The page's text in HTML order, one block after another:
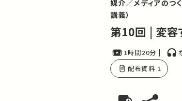
媒介／メディアのつ
講義）
第10回 | 変容
1時間20分
配布資料 1